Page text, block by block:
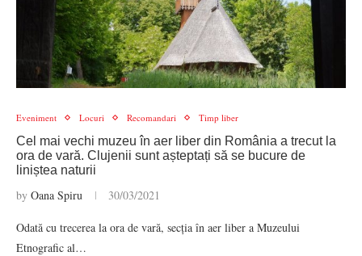
Eveniment Locuri Recomandari Timp liber
Cel mai vechi muzeu în aer liber din România a trecut la
ora de vară. Clujenii sunt așteptați să se bucure de
liniștea naturii
by Oana Spiru 30/03/2021
Odată cu trecerea la ora de vară, secția în aer liber a Muzeului
Etnografic al…